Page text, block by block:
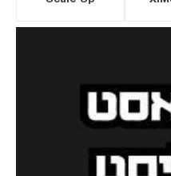
נפתח בכרטיסייה חדשה